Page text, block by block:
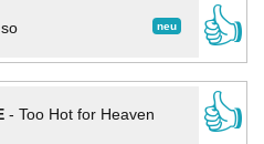
neu
👍
- Too Hot for Heaven
👍